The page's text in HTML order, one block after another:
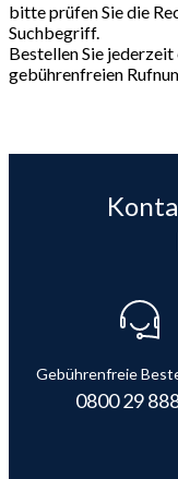
bitte prüfen Sie die
Suchbegriff.
Bestellen Sie
gebührenfreien
Gebührenfreie
0800 29